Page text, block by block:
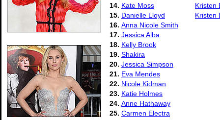
14. Kate Moss
15. Danielle Lloyd
16. Anna Nicole Smith
17. Jessica Alba
18. Kelly Brook
19. Shakira
20. Jessica Simpson
21. Eva Mendes
22. Nicole Kidman
23. Katie Holmes
24. Anne Hathaway
25. Carmen Electra
Kristen
Kristen